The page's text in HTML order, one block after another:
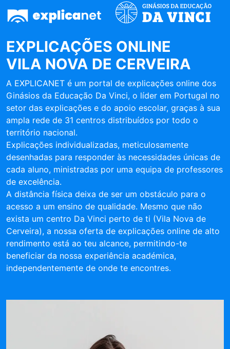
EXPLICAÇÕES ONLINE
VILA NOVA DE CERVEIRA
A EXPLICANET é um portal de explicações online dos
Ginásios da Educação Da Vinci, o líder em Portugal no
setor das explicações e do apoio escolar, graças à sua
ampla rede de 31 centros distribuídos por todo o
território nacional.
Explicações individualizadas, meticulosamente
desenhadas para responder às necessidades únicas de
cada aluno, ministradas por uma equipa de professores
de excelência.
A distância física deixa de ser um obstáculo para o
acesso a um ensino de qualidade. Mesmo que não
exista um centro Da Vinci perto de ti (Vila Nova de
Cerveira), a nossa oferta de explicações online de alto
rendimento está ao teu alcance, permitindo-te
beneficiar da nossa experiência académica,
independentemente de onde te encontres.